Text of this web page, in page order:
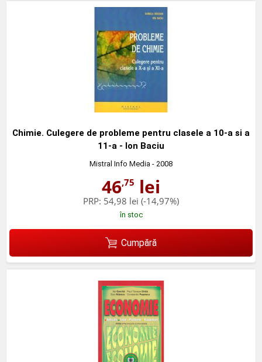
Chimie. Culegere de probleme pentru clasele a 10-a si a
11-a - Ion Baciu
Mistral Info Media - 2008
46,75 lei
PRP: 54,98 lei (-14,97%)
în stoc
Cumpără